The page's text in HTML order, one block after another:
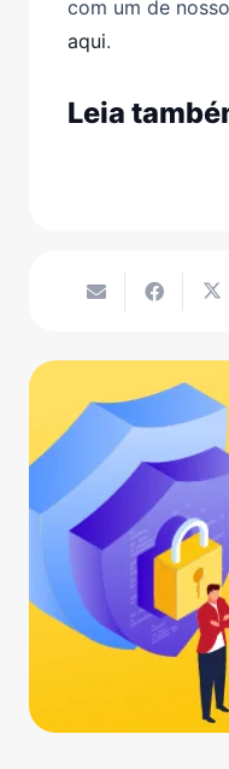
com um de
aqui.
Leia